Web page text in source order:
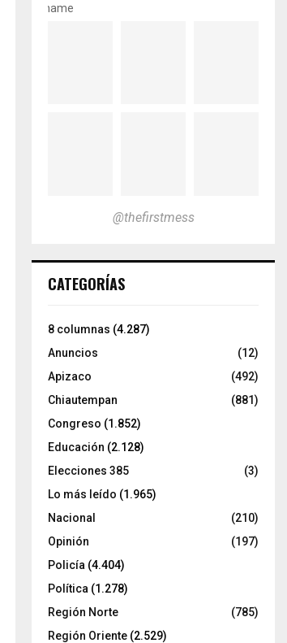
name
@thefirstmess
CATEGORÍAS
8 columnas (4.287)
Anuncios
(12)
Apizaco
(492)
Chiautempan
(881)
Congreso (1.852)
Educación (2.128)
Elecciones 385
(3)
Lo más leído (1.965)
Nacional
(210)
Opinión
(197)
Policía (4.404)
Política (1.278)
Región Norte
(785)
Región Oriente (2.529)